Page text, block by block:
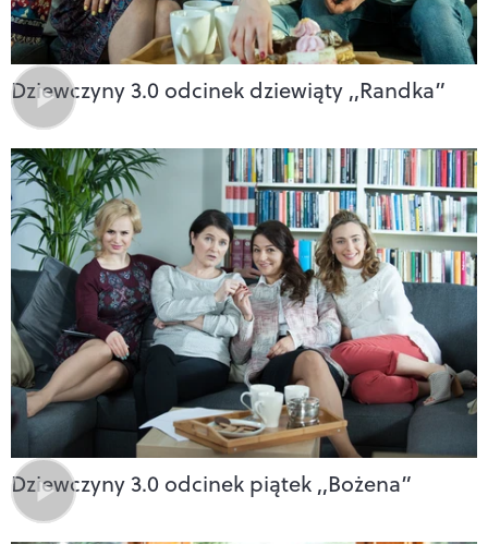
Dziewczyny 3.0 odcinek dziewiąty ,,Randka”
Dziewczyny 3.0 odcinek piątek ,,Bożena”